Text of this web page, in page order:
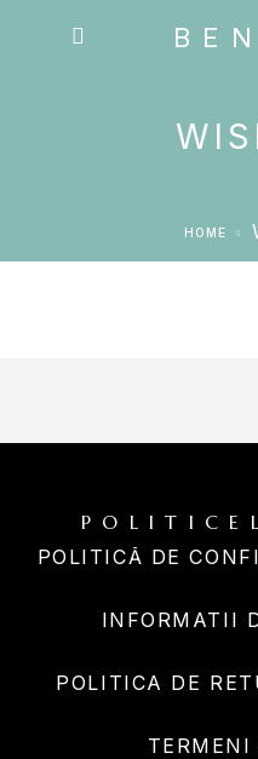
HOME
POLITICĂ DE
INFORMATII
POLITICA DE